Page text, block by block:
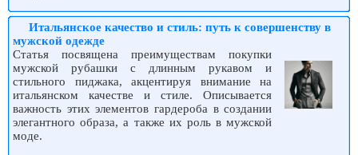
Итальянское качество и стиль: путь к совершенству в
мужской одежде
Статья посвящена преимуществам покупки
мужской рубашки с длинным рукавом и
стильного пиджака, акцентируя внимание на
итальянском качестве и стиле. Описывается
важность этих элементов гардероба в создании
элегантного образа, а также их роль в мужской
моде.